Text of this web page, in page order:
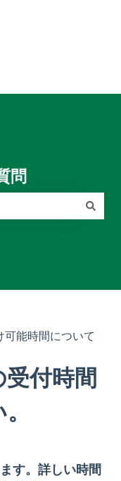
問
可能時間について
付時間
す。詳しい時間